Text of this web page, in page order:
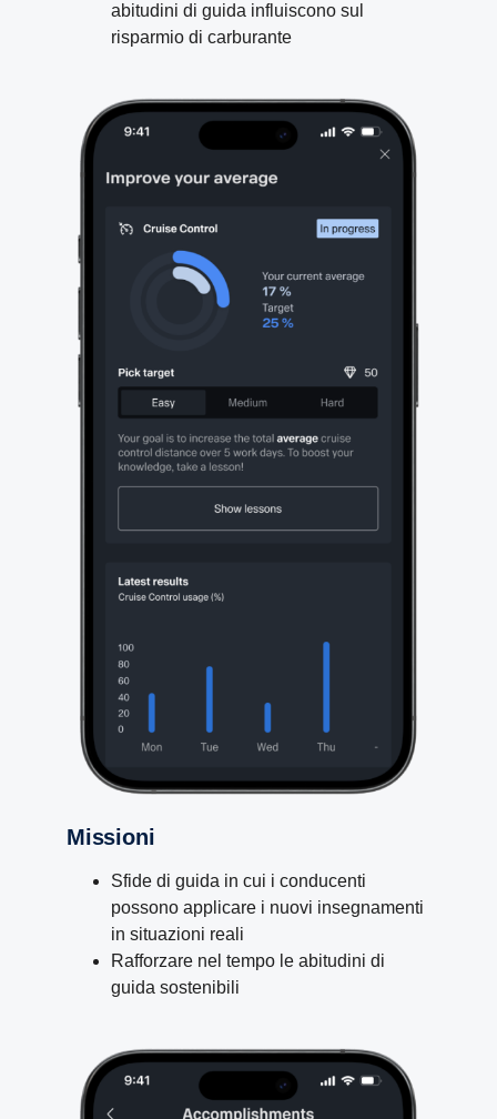
abitudini di guida influiscono sul
risparmio di carburante
Missioni
Sfide di guida in cui i conducenti
possono applicare i nuovi insegnamenti
in situazioni reali
Rafforzare nel tempo le abitudini di
guida sostenibili